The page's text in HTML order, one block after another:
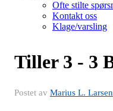
Ofte stilte
Kontakt oss
Klage/varsling
Tiller 3 - 3
Postet av Marius L. Larsen